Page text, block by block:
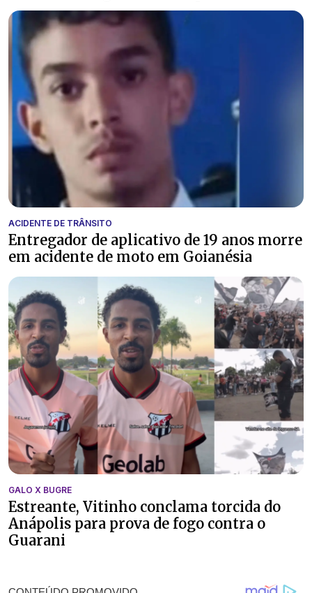
ACIDENTE DE TRÂNSITO
Entregador de aplicativo de 19 anos morre
em acidente de moto em Goianésia
GALO X BUGRE
Estreante, Vitinho conclama torcida do
Anápolis para prova de fogo contra o
Guarani